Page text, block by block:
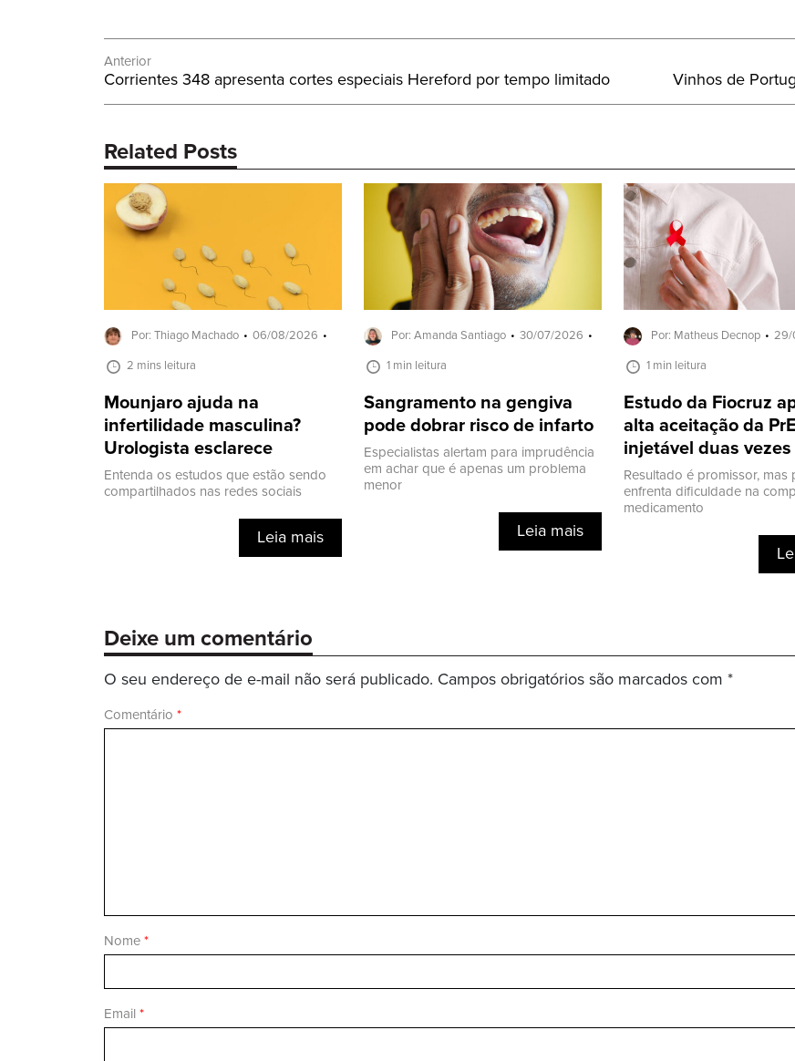
Navegação
de
Anterior
Post
Anterior:
Corrientes 348 apresenta cortes especiais Hereford por tempo limitado
Próximo
Post:
Vinhos de
Related Posts
Por: Thiago Machado 06/08/2026
2 mins leitura
Mounjaro ajuda na
infertilidade masculina?
Urologista esclarece
Entenda os estudos que estão sendo
compartilhados nas redes sociais
Leia mais
Por: Amanda Santiago 30/07/2026
1 min leitura
Sangramento na gengiva
pode dobrar risco de infarto
Especialistas alertam para imprudência
em achar que é apenas um problema
menor
Leia mais
Por: Matheus Decnop 29/
1 min leitura
Estudo da Fiocruz
alta aceitação da
injetável duas
Resultado é promissor, mas
enfrenta dificuldade na
medicamento
Deixe um comentário
O seu endereço de e-mail não será publicado. Campos obrigatórios são marcados com *
Comentário *
Nome *
Email *